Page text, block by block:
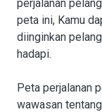
perjalanan
peta ini, Kamu
diinginkan
hadapi.
Peta perjalanan
wawasan